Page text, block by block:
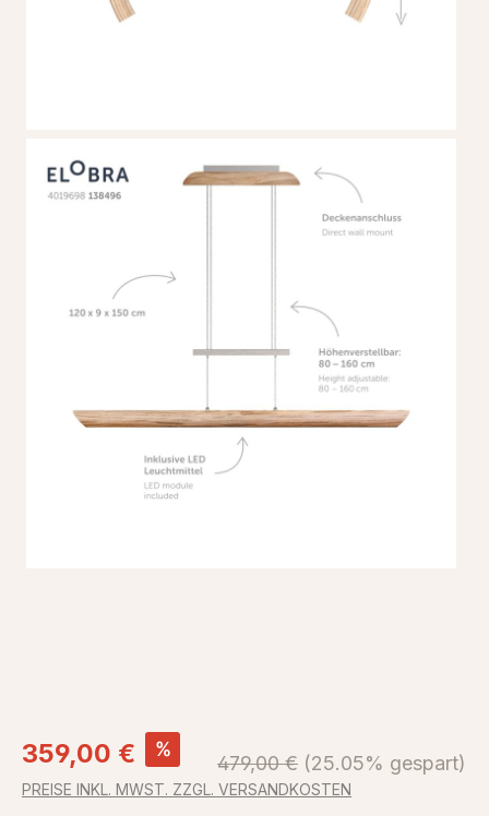
Verkaufspreis:
359,00 € %
Regulärer Preis:
479,00 € (25.05% gespart)
PREISE INKL. MWST. ZZGL. VERSANDKOSTEN